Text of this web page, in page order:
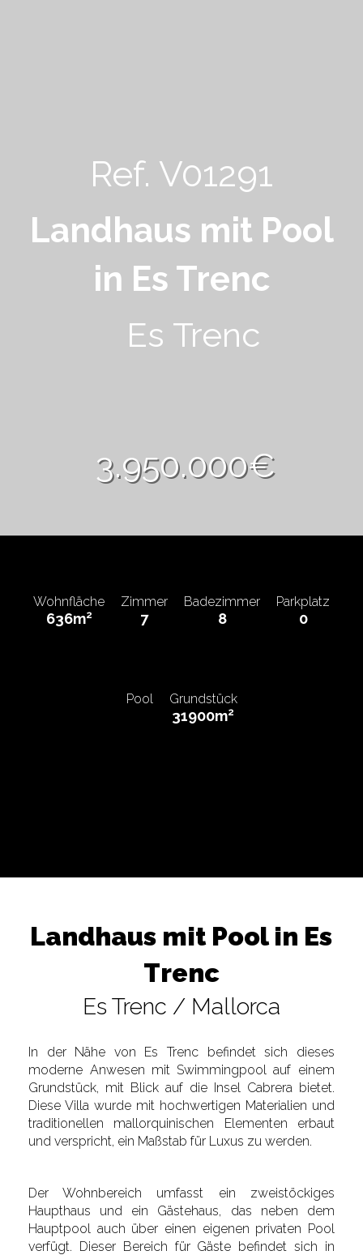
Ref. V01291
Landhaus mit Pool
in Es Trenc
3.950.000€
Es Trenc
636m2
Wohnfläche
7
Zimmer
8
Badezimmer
0
Parkplatz
Pool
31900m2
Grundstück
Landhaus mit Pool in Es
Trenc
Es Trenc / Mallorca
In der Nähe von Es Trenc befindet sich dieses
moderne Anwesen mit Swimmingpool auf einem
Grundstück, mit Blick auf die Insel Cabrera bietet.
Diese Villa wurde mit hochwertigen Materialien und
traditionellen mallorquinischen Elementen erbaut
und verspricht, ein Maßstab für Luxus zu werden.
Der Wohnbereich umfasst ein zweistöckiges
Haupthaus und ein Gästehaus, das neben dem
Hauptpool auch über einen eigenen privaten Pool
verfügt. Dieser Bereich für Gäste befindet sich in